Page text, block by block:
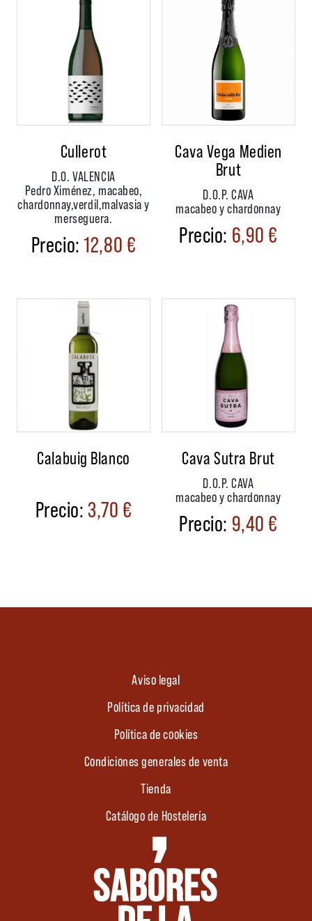
Cullerot
D.O. VALENCIA
Pedro Ximénez, macabeo,
chardonnay,verdil,malvasia y
merseguera.
12,80€
Cava Vega Medien
Brut
D.O.P. CAVA
macabeo y chardonnay
6,90€
Calabuig Blanco
3,70€
Cava Sutra Brut
D.O.P. CAVA
macabeo y chardonnay
9,40€
Aviso legal
Política de privacidad
Política de cookies
Condiciones generales de venta
Tienda
Catálogo de Hostelería